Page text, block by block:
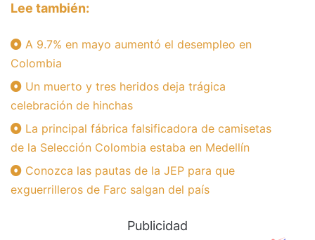
Lee también:
A 9.7% en mayo aumentó el desempleo en
Colombia
Un muerto y tres heridos deja trágica
celebración de hinchas
La principal fábrica falsificadora de camisetas
de la Selección Colombia estaba en Medellín
Conozca las pautas de la JEP para que
exguerrilleros de Farc salgan del país
Publicidad